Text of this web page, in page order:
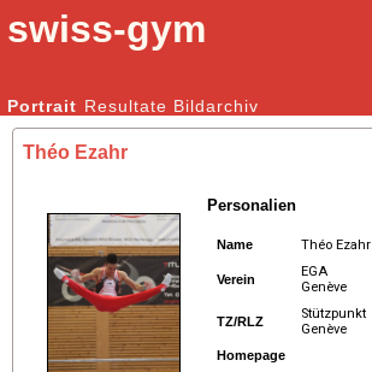
swiss-gym
Kunstturnen Männer | Kunstturnen Frauen
Portrait Resultate Bildarchiv
Théo Ezahr
Personalien
Name Théo Ezahr
Verein
EGA
Genève
TZ/RLZ
Stützpunkt
Genève
Homepage